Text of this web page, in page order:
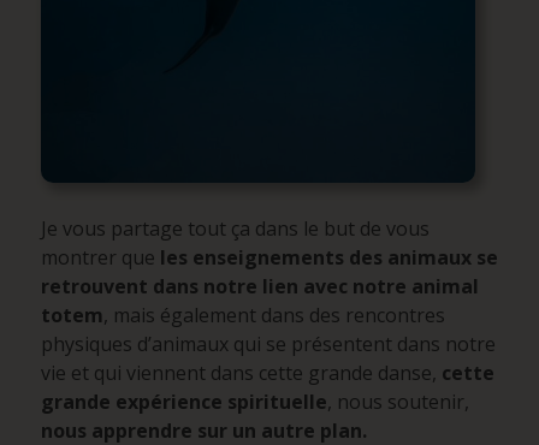
Je vous partage tout ça dans le but de vous
montrer que les enseignements des animaux se
retrouvent dans notre lien avec notre animal
totem, mais également dans des rencontres
physiques d’animaux qui se présentent dans notre
vie et qui viennent dans cette grande danse, cette
grande expérience spirituelle, nous soutenir,
nous apprendre sur un autre plan.